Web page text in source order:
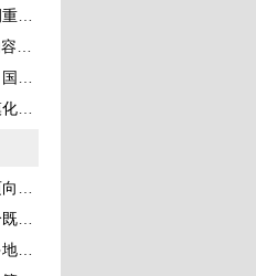
章
展
道
期
元
文章
场